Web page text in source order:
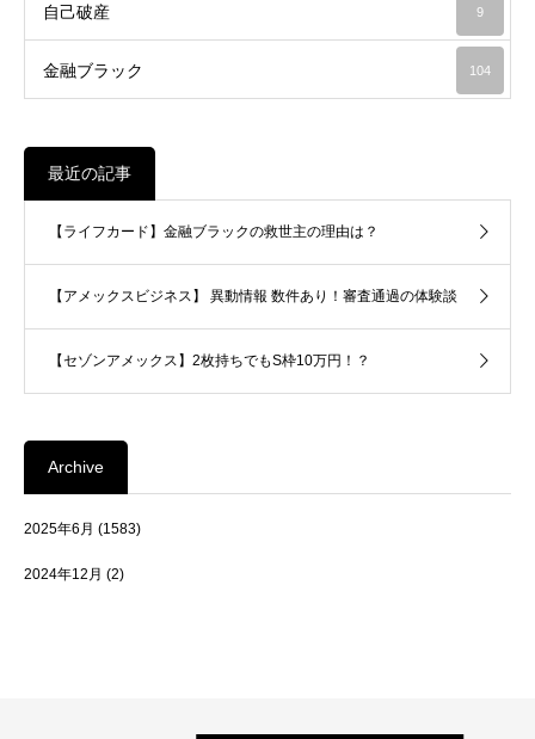
自己破産 9
金融ブラック 104
最近の記事
【ライフカード】金融ブラックの救世主の理由は？
【アメックスビジネス】 異動情報 数件あり！審査通過の体験談
【セゾンアメックス】2枚持ちでもS枠10万円！？
Archive
2025年6月 (1583)
2024年12月 (2)